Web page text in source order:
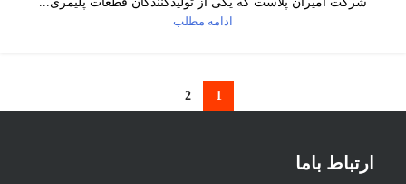
ادامه مطلب
1
2
ارتباط باما